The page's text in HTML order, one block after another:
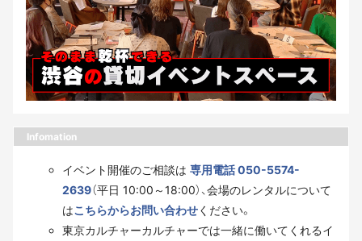
Infomation
イベント開催のご相談は 専用電話 050-5574-
2639（平日 10:00～18:00）、会場のレンタルについて
はこちらからお問い合わせください。
東京カルチャーカルチャーでは一緒に働いてくれるイ